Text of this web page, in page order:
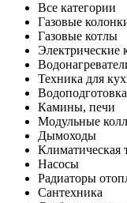
Все категории
Газовые
Газовые котлы
Электрические
Техника для
Водоподготовка
Камины, печи
Модульные
Дымоходы
Климатическая
Насосы
Радиаторы
Сантехника